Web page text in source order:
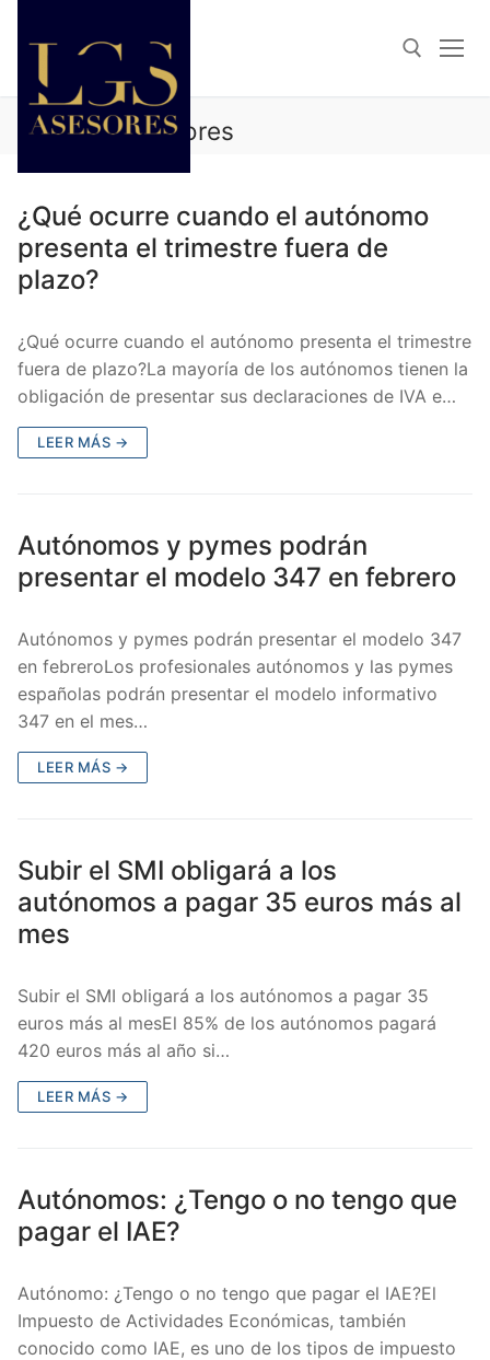
Autor:lgsasesores
¿Qué ocurre cuando el autónomo
presenta el trimestre fuera de
plazo?
¿Qué ocurre cuando el autónomo presenta el trimestre
fuera de plazo?La mayoría de los autónomos tienen la
obligación de presentar sus declaraciones de IVA e…
LEER MÁS →
Autónomos y pymes podrán
presentar el modelo 347 en febrero
Autónomos y pymes podrán presentar el modelo 347
en febreroLos profesionales autónomos y las pymes
españolas podrán presentar el modelo informativo
347 en el mes…
LEER MÁS →
Subir el SMI obligará a los
autónomos a pagar 35 euros más al
mes
Subir el SMI obligará a los autónomos a pagar 35
euros más al mesEl 85% de los autónomos pagará
420 euros más al año si…
LEER MÁS →
Autónomos: ¿Tengo o no tengo que
pagar el IAE?
Autónomo: ¿Tengo o no tengo que pagar el IAE?El
Impuesto de Actividades Económicas, también
conocido como IAE, es uno de los tipos de impuesto